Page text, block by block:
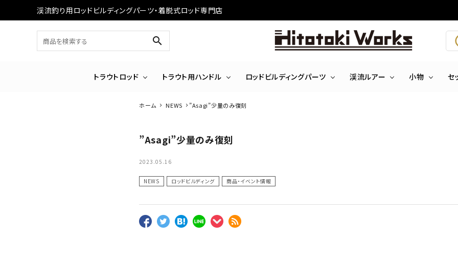
渓流釣り用ロッドビルディングパーツ・着脱式ロッド専門店
search
トラウトロッド トラウト用ハンドル ロッドビルディングパーツ 渓流ルアー 小物 セ
ホーム NEWS ”Asagi”少量のみ復刻
”Asagi”少量のみ復刻
2023.05.16
NEWS ロッドビルディング 商品・イベント情報